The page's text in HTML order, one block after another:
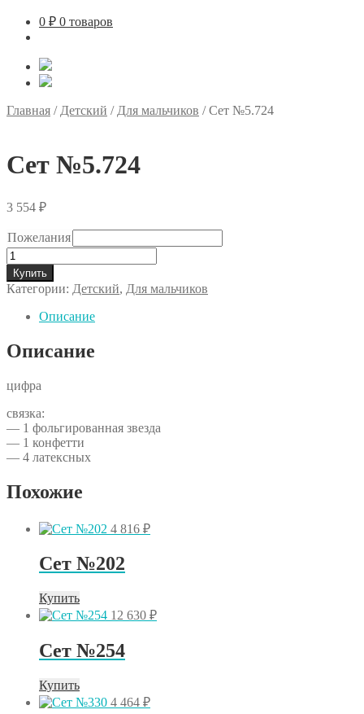
0 ₽ 0 товаров
Главная / Детский / Для мальчиков /Сет №5.724
Сет №5.724
3 554 ₽
Пожелания
Количество
товара
Сет
№5.724
Купить
Категории: Детский, Для мальчиков
Описание
Описание
цифра
связка:
— 1 фольгированная звезда
— 1 конфетти
— 4 латексных
Похожие
4 816 ₽
Сет №202
Купить
12 630 ₽
Сет №254
Купить
4 464 ₽